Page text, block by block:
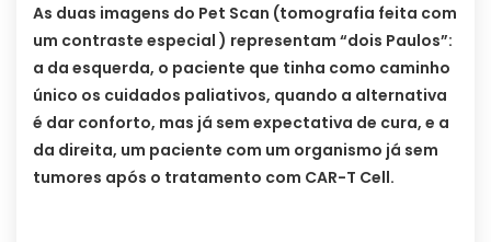
As duas imagens do Pet Scan (tomografia feita com
um contraste especial ) representam “dois Paulos”:
a da esquerda, o paciente que tinha como caminho
único os cuidados paliativos, quando a alternativa
é dar conforto, mas já sem expectativa de cura, e a
da direita, um paciente com um organismo já sem
tumores após o tratamento com CAR-T Cell.